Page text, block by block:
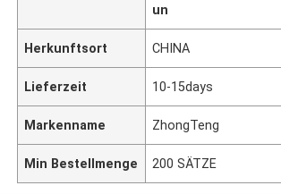
un
Herkunftsort CHINA
Lieferzeit 10-15days
Markenname ZhongTeng
Min Bestellmenge 200 SÄTZE